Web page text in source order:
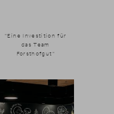
"Eine Investition für
das Team
Forsthofgut"